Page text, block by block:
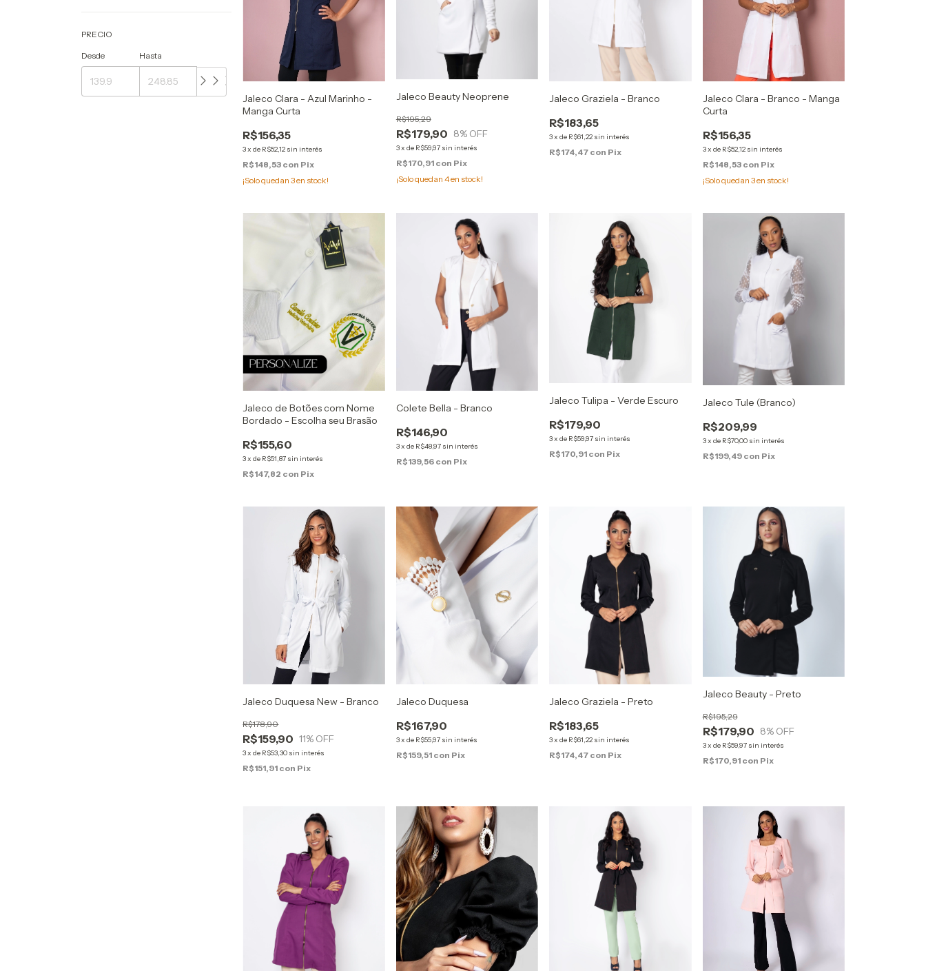
PRECIO
Desde Hasta
Jaleco Clara - Azul Marinho -
Manga Curta
R$156,35
3xde R$52,12 sin interés
R$148,53 con Pix
¡Solo quedan3en stock!
Jaleco Beauty Neoprene
R$179,90
R$195,29
8% OFF
3x de R$59,97 sin interés
R$170,91 con Pix
¡Solo quedan 4en stock!
Jaleco Graziela - Branco
R$183,65
3xde R$61,22 sin interés
R$174,47 con Pix
Jaleco Clara - Branco - Manga
Curta
R$156,35
3x de R$52,12 sin interés
R$148,53 con Pix
¡Solo quedan 3en stock!
Jaleco de Botões com Nome
Bordado - Escolha seu Brasão
R$155,60
3xde R$51,87 sin interés
R$147,82 con Pix
Colete Bella - Branco
R$146,90
3x de R$48,97 sin interés
R$139,56 con Pix
Jaleco Tulipa - Verde Escuro
R$179,90
3xde R$59,97 sin interés
R$170,91 con Pix
Jaleco Tule (Branco)
R$209,99
3x de R$70,00 sin interés
R$199,49 con Pix
Jaleco Duquesa New - Branco
R$159,90
R$178,90
11% OFF
3xde R$53,30 sin interés
R$151,91 con Pix
Jaleco Duquesa
R$167,90
3x de R$55,97 sin interés
R$159,51 con Pix
Jaleco Graziela - Preto
R$183,65
3xde R$61,22 sin interés
R$174,47 con Pix
Jaleco Beauty - Preto
R$179,90
R$195,29
8% OFF
3x de R$59,97 sin interés
R$170,91 con Pix